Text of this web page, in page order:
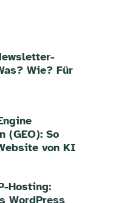
Wie? Für
(GEO): So
von KI
Hosting:
WordPress